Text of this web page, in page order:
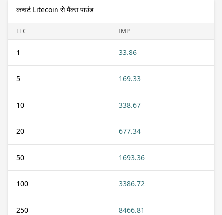
कन्वर्ट Litecoin से मैंक्स पाउंड
LTC IMP
1 33.86
5 169.33
10 338.67
20 677.34
50 1693.36
100 3386.72
250 8466.81